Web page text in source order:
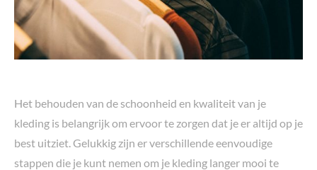
Het behouden van de schoonheid en kwaliteit van je
kleding is belangrijk om ervoor te zorgen dat je er altijd op je
best uitziet. Gelukkig zijn er verschillende eenvoudige
stappen die je kunt nemen om je kleding langer mooi te